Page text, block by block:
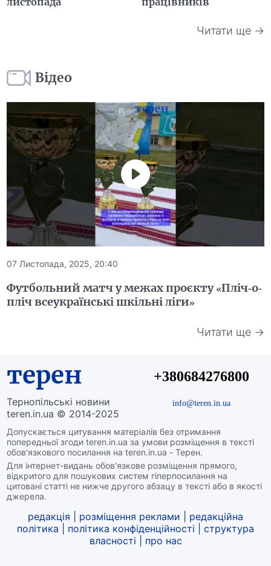
Читати ще →
Відео
07 Листопада, 2025, 20:40
Футбольний матч у межах проєкту «Пліч-о-
пліч всеукраїнські шкільні ліги»
Читати ще →
терен
Тернопільські новини
teren.in.ua © 2014-2025
Допускається цитування матеріалів без отримання
попередньої згоди teren.in.ua за умови розміщення в тексті
обов'язкового посилання на teren.in.ua - Терен.
Для інтернет-видань обов'язкове розміщення прямого,
відкритого для пошукових систем гіперпосилання на
цитовані статті не нижче другого абзацу в тексті або в якості
джерела.
+380684276800
info@teren.in.ua
редакція розміщення реклами
редакційна
політика
політика конфіденційності
структура
власності
про нас